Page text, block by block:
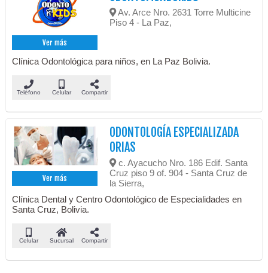
Ver más
Av. Arce Nro. 2631 Torre Multicine
Piso 4 - La Paz,
Clínica Odontológica para niños, en La Paz Bolivia.
Teléfono Celular Compartir
Ver más
ODONTOLOGÍA ESPECIALIZADA
ORIAS
c. Ayacucho Nro. 186 Edif. Santa
Cruz piso 9 of. 904 - Santa Cruz de
la Sierra,
Clínica Dental y Centro Odontológico de Especialidades en
Santa Cruz, Bolivia.
Celular Sucursal Compartir